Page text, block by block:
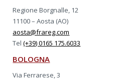
Regione Borgnalle, 12
11100 – Aosta (AO)
aosta@frareg.com
Tel(+39) 0165 175.6033
BOLOGNA
Via Ferrarese, 3